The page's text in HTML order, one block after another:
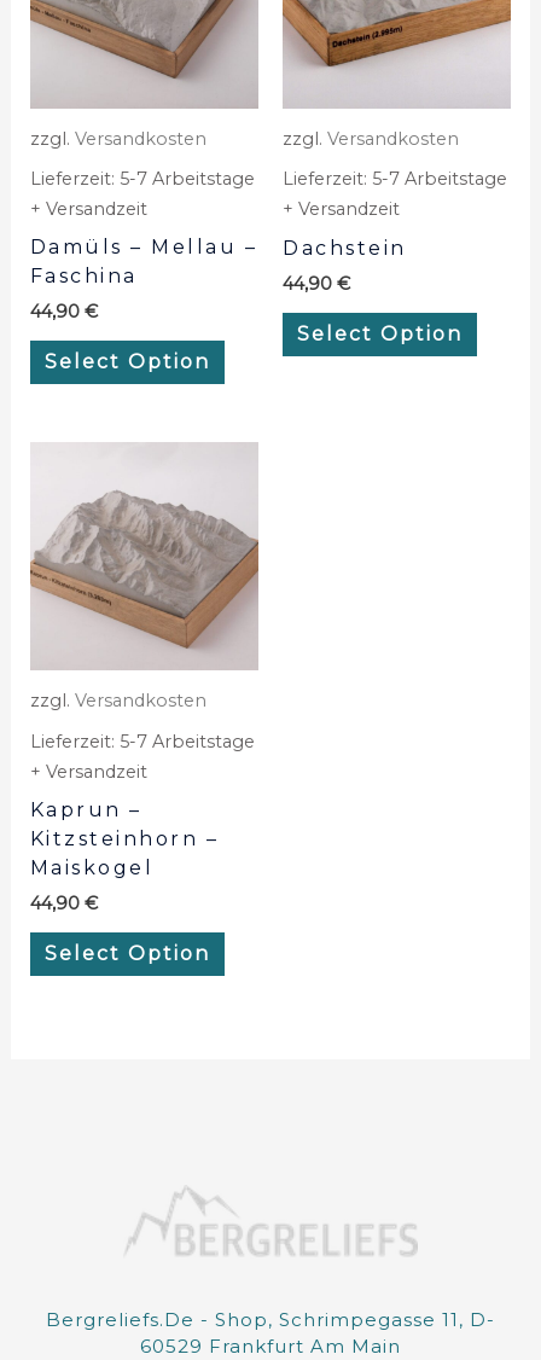
zzgl. Versandkosten
Lieferzeit: 5-7 Arbeitstage
+ Versandzeit
Damüls – Mellau –
Faschina
44,90 €
Select Option
zzgl. Versandkosten
Lieferzeit: 5-7 Arbeitstage
+ Versandzeit
Dachstein
44,90 €
Select Option
zzgl. Versandkosten
Lieferzeit: 5-7 Arbeitstage
+ Versandzeit
Kaprun –
Kitzsteinhorn –
Maiskogel
44,90 €
Select Option
Bergreliefs.de - Shop, Schrimpegasse 11, D-
60529 Frankfurt Am Main